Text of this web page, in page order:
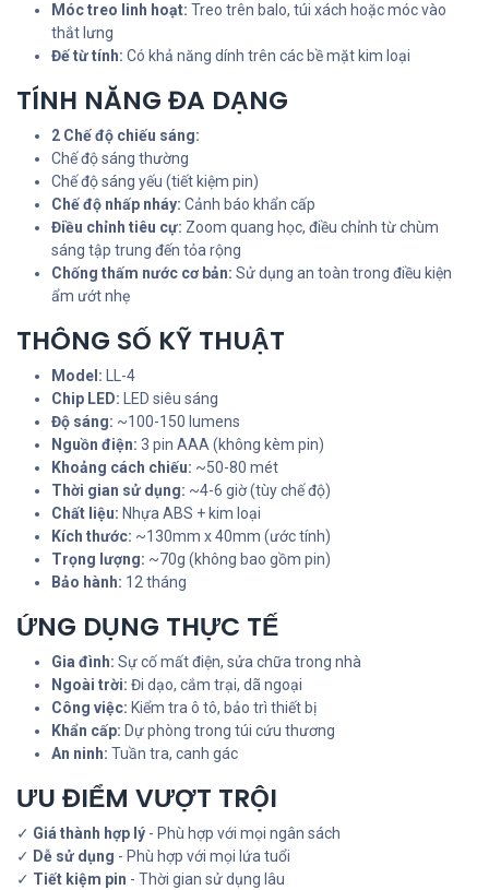
Móc treo linh hoạt: Treo trên balo, túi xách hoặc móc vào
thắt lưng
Đế từ tính: Có khả năng dính trên các bề mặt kim loại
TÍNH NĂNG ĐA DẠNG
2 Chế độ chiếu sáng:
Chế độ sáng thường
Chế độ sáng yếu (tiết kiệm pin)
Chế độ nhấp nháy: Cảnh báo khẩn cấp
Điều chỉnh tiêu cự: Zoom quang học, điều chỉnh từ chùm
sáng tập trung đến tỏa rộng
Chống thấm nước cơ bản: Sử dụng an toàn trong điều kiện
ẩm ướt nhẹ
THÔNG SỐ KỸ THUẬT
Model: LL-4
Chip LED: LED siêu sáng
Độ sáng: ~100-150 lumens
Nguồn điện: 3 pin AAA (không kèm pin)
Khoảng cách chiếu: ~50-80 mét
Thời gian sử dụng: ~4-6 giờ (tùy chế độ)
Chất liệu: Nhựa ABS + kim loại
Kích thước: ~130mm x 40mm (ước tính)
Trọng lượng: ~70g (không bao gồm pin)
Bảo hành: 12 tháng
ỨNG DỤNG THỰC TẾ
Gia đình: Sự cố mất điện, sửa chữa trong nhà
Ngoài trời: Đi dạo, cắm trại, dã ngoại
Công việc: Kiểm tra ô tô, bảo trì thiết bị
Khẩn cấp: Dự phòng trong túi cứu thương
An ninh: Tuần tra, canh gác
ƯU ĐIỂM VƯỢT TRỘI
✓ Giá thành hợp lý - Phù hợp với mọi ngân sách
✓ Dễ sử dụng - Phù hợp với mọi lứa tuổi
✓ Tiết kiệm pin - Thời gian sử dụng lâu